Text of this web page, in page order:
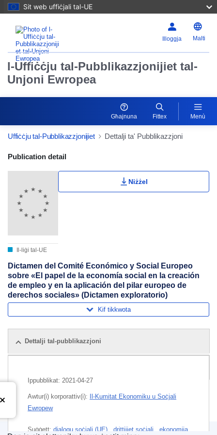
Sit web uffiċjali tal-UE
Illoggja Malti
l-Uffiċċju tal-Pubblikazzjonijiet tal-
Unjoni Ewropea
Għajnuna Fittex Menù
Uffiċċju tal-Pubblikazzjonijiet Dettalji ta' Pubblikazzjoni
Publication Detail Actions Portlet
Publication detail
Il-liġi tal-UE
Niżżel
Dictamen del Comité Económico y Social Europeo
sobre «El papel de la economía social en la creación
de empleo y en la aplicación del pilar europeo de
derechos sociales» (Dictamen exploratorio)
Kif tikkwota
Dettalji tal-pubblikazzjoni
Ippubblikat: 2021-04-27
Awtur(i) korporattiv(i):
Il-Kumitat Ekonomiku u Soċjali
Ewropew
Suġġett: djalogu soċjali (UE) drittijiet soċjali
ekonomija